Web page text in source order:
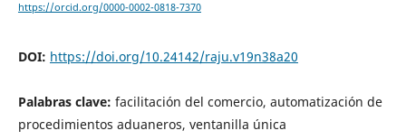
https://orcid.org/0000-0002-0818-7370
DOI: https://doi.org/10.24142/raju.v19n38a20
Palabras clave: facilitación del comercio, automatización de
procedimientos aduaneros, ventanilla única